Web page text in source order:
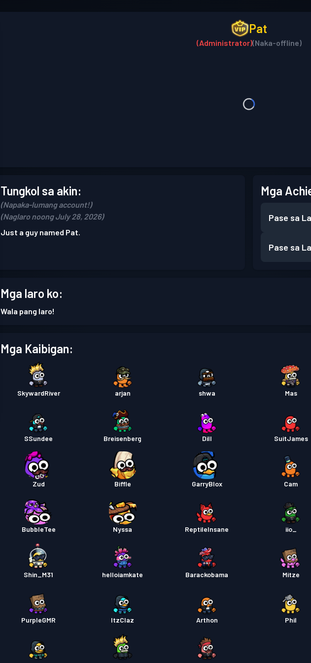
Pat
(Administrator)(Naka-offline)
Tungkol sa akin:
(Napaka-lumang account!)
(Naglaro noong July 28, 2026)
Just a guy named Pat.
Mga
Pase sa
Pase sa
Mga laro ko:
Wala pang laro!
Mga Kaibigan:
SkywardRiver arjan shwa Mas
SSundee Breisenberg Dill SuitJames
Zud Biffle GarryBlox Cam
BubbleTee Nyssa ReptileInsane iio_
Shin_M31 helloiamkate Barackobama Mitze
PurpleGMR ItzClaz Arthon Phil